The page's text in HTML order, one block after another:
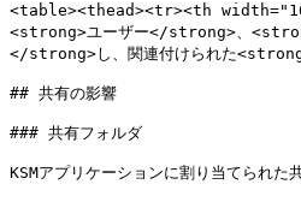
<table><thead><tr><th
<strong>ユーザー</strong>、
</strong>し、関連付けられた
## 共有の影響
### 共有フォルダ
KSMアプリケーションに割り当てられた